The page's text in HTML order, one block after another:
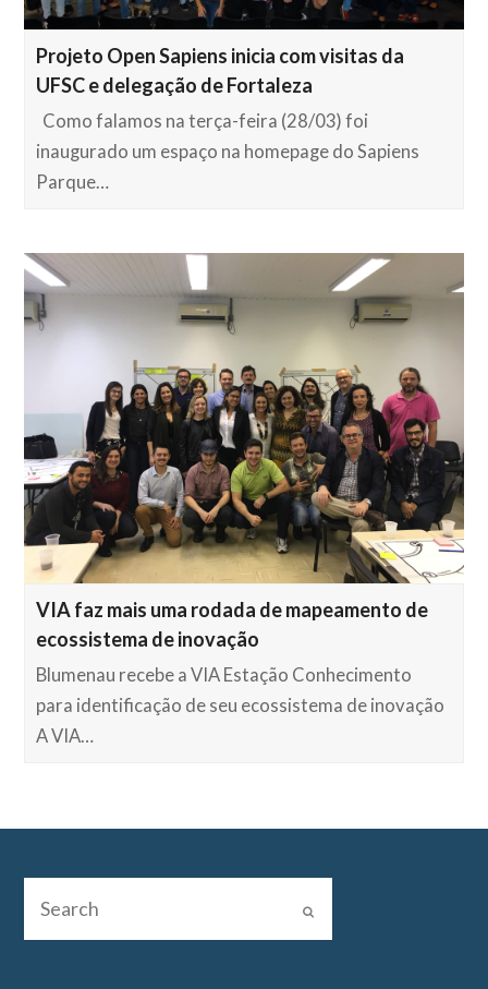
Projeto Open Sapiens inicia com visitas da
UFSC e delegação de Fortaleza
Como falamos na terça-feira (28/03) foi
inaugurado um espaço na homepage do Sapiens
Parque…
VIA faz mais uma rodada de mapeamento de
ecossistema de inovação
Blumenau recebe a VIA Estação Conhecimento
para identificação de seu ecossistema de inovação
A VIA…